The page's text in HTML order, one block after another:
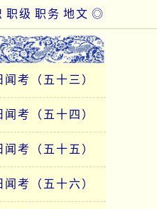
◎
地文
职务
职级
考（五十三）
考（五十四）
考（五十五）
考（五十六）